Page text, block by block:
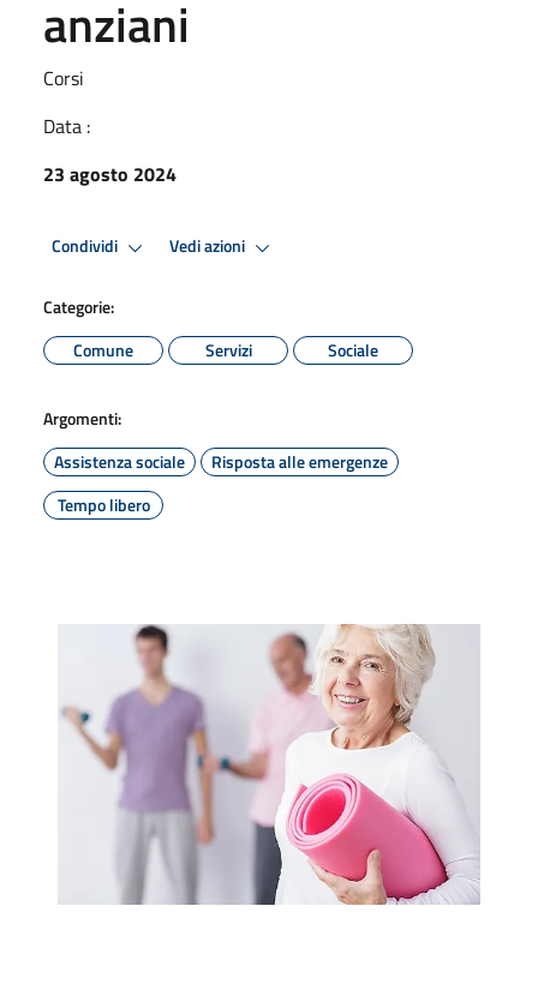
anziani
Corsi
Data :
23 agosto 2024
Condividi Vedi azioni
Categorie:
Comune
Servizi Sociale
Argomenti:
Assistenza sociale
Risposta alle emergenze
Tempo libero